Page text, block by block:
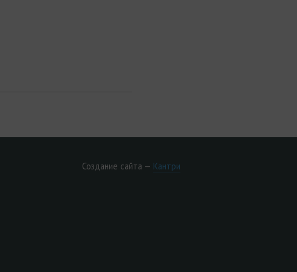
Создание сайта — Кантри